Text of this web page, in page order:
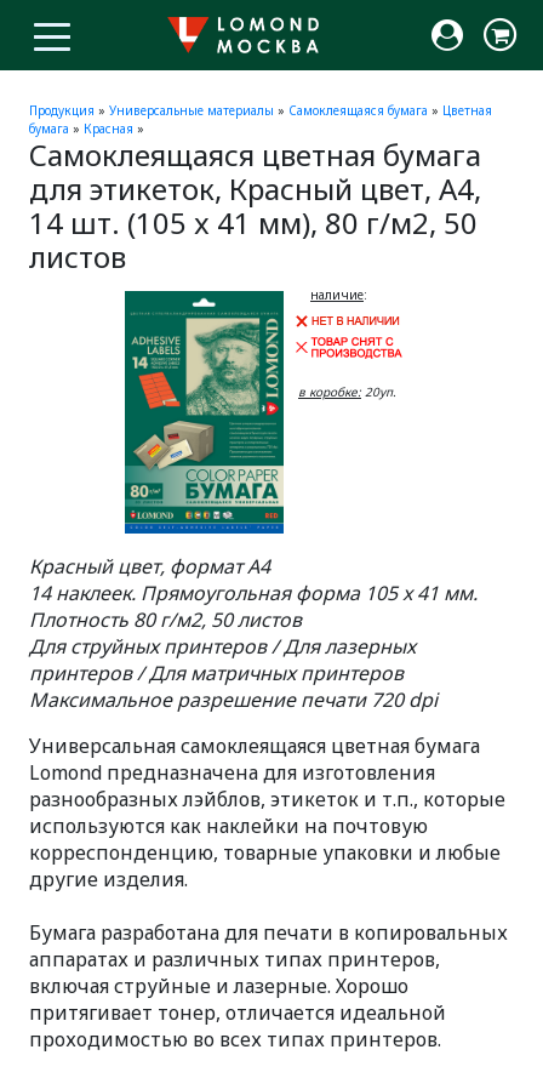
Продукция » Универсальные материалы » Самоклеящаяся бумага » Цветная
бумага » Красная »
Самоклеящаяся цветная бумага
для этикеток, Красный цвет, A4,
14 шт. (105 x 41 мм), 80 г/м2, 50
листов
наличие:
в коробке: 20уп.
Красный цвет, формат A4
14 наклеек. Прямоугольная форма 105 x 41 мм.
Плотность 80 г/м2, 50 листов
Для струйных принтеров / Для лазерных
принтеров / Для матричных принтеров
Максимальное разрешение печати 720 dpi
Универсальная самоклеящаяся цветная бумага
Lomond предназначена для изготовления
разнообразных лэйблов, этикеток и т.п., которые
используются как наклейки на почтовую
корреспонденцию, товарные упаковки и любые
другие изделия.
Бумага разработана для печати в копировальных
аппаратах и различных типах принтеров,
включая струйные и лазерные. Хорошо
притягивает тонер, отличается идеальной
проходимостью во всех типах принтеров.